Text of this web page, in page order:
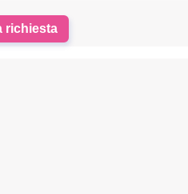
richiesta